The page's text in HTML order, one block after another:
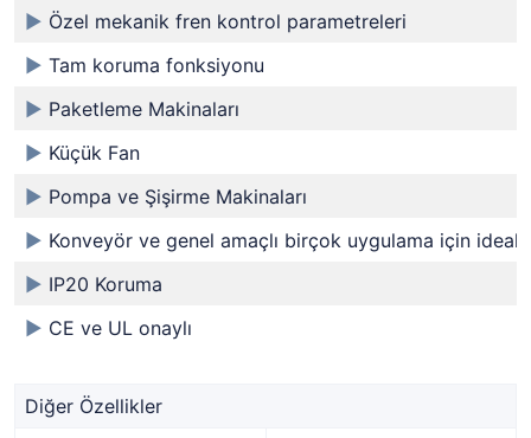
► Özel mekanik fren kontrol parametreleri
► Tam koruma fonksiyonu
► Paketleme Makinaları
► Küçük Fan
► Pompa ve Şişirme Makinaları
► Konveyör ve genel amaçlı birçok uygulama için ideal
► IP20 Koruma
► CE ve UL onaylı
Diğer Özellikler